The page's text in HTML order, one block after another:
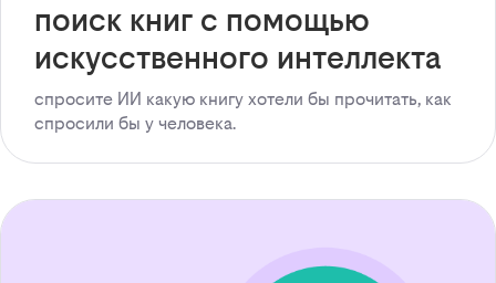
поиск книг с помощью
искусственного интеллекта
спросите ИИ какую книгу хотели бы прочитать, как
спросили бы у человека.